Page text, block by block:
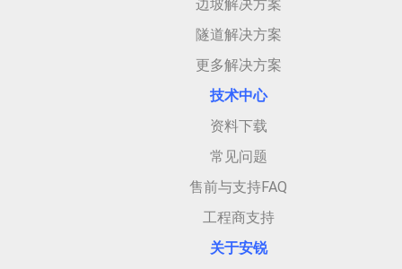
边坡解决方案
隧道解决方案
更多解决方案
技术中心
资料下载
常见问题
售前与支持FAQ
工程商支持
关于安锐